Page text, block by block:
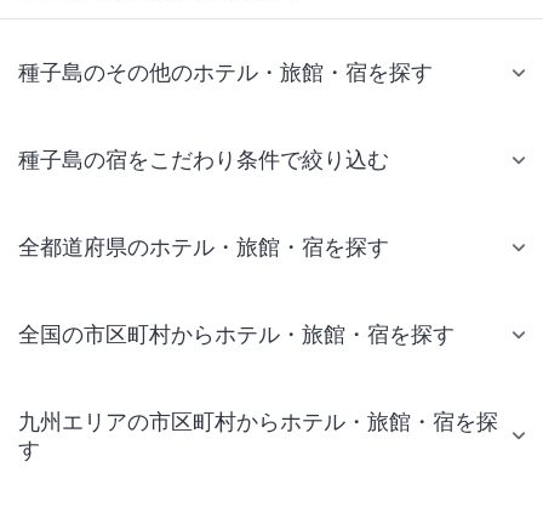
種子島のその他のホテル・旅館・宿を探す
種子島の宿をこだわり条件で絞り込む
全都道府県のホテル・旅館・宿を探す
全国の市区町村からホテル・旅館・宿を探す
九州エリアの市区町村からホテル・旅館・宿を探
す